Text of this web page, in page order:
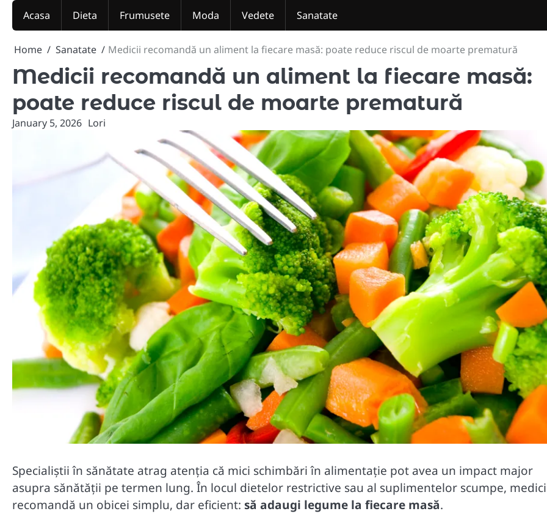
Skip
Acasa Dieta Frumusete Moda Vedete Sanatate
Home Sanatate Medicii recomandă un aliment la fiecare masă: poate reduce riscul de moarte prematură
Medicii recomandă un aliment la fiecare masă:
poate reduce riscul de moarte prematură
January 5, 2026 Lori
Specialiștii în sănătate atrag atenția că mici schimbări în alimentație pot avea un impact major
asupra sănătății pe termen lung. În locul dietelor restrictive sau al suplimentelor scumpe,
recomandă un obicei simplu, dar eficient: să adaugi legume la fiecare masă.